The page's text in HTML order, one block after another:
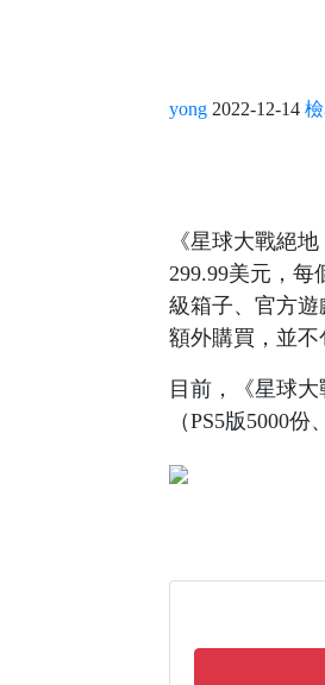
yong 2022-12-14
《星球大戰絕
299.99美元，
級箱子、官方
額外購買，並不
目前，《星球
（PS5版5000